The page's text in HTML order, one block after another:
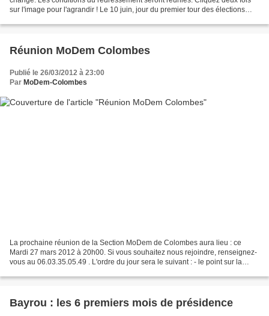
sur l'image pour l'agrandir ! Le 10 juin, jour du premier tour des élections
Réunion MoDem Colombes
Publié le 26/03/2012 à 23:00
Par MoDem-Colombes
La prochaine réunion de la Section MoDem de Colombes aura lieu : ce
Mardi 27 mars 2012 à 20h00. Si vous souhaitez nous rejoindre, renseignez-
vous au 06.03.35.05.49 . L'ordre du jour sera le suivant : - le point sur la
Bayrou : les 6 premiers mois de présidence